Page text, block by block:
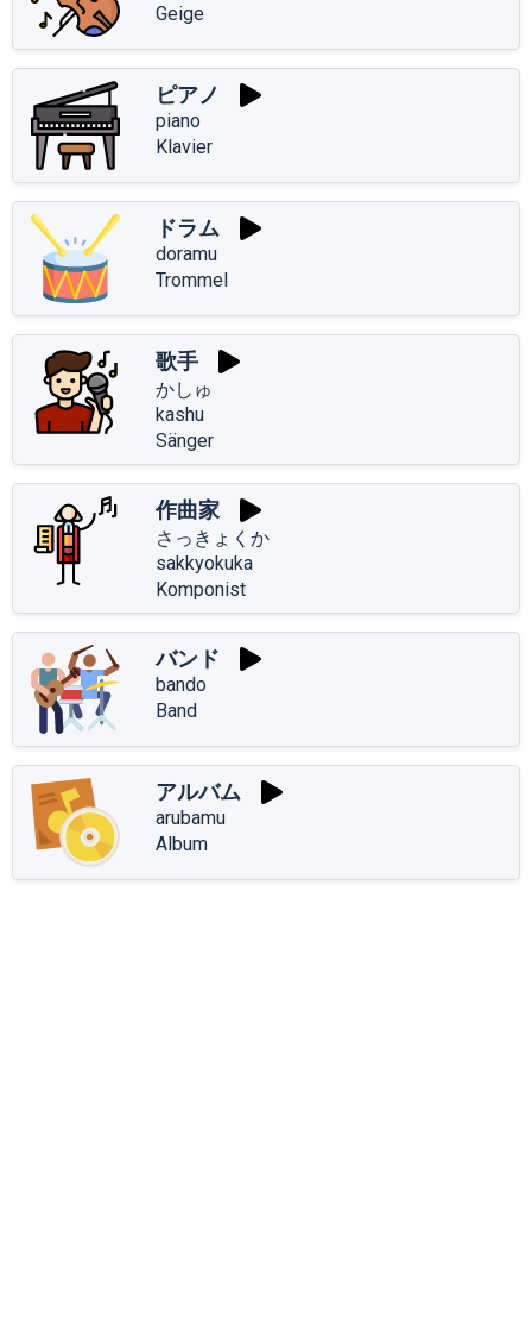
Geige
ピアノ
piano
Klavier
ドラム
doramu
Trommel
歌手
かしゅ
kashu
Sänger
作曲家
さっきょくか
sakkyokuka
Komponist
バンド
bando
Band
アルバム
arubamu
Album